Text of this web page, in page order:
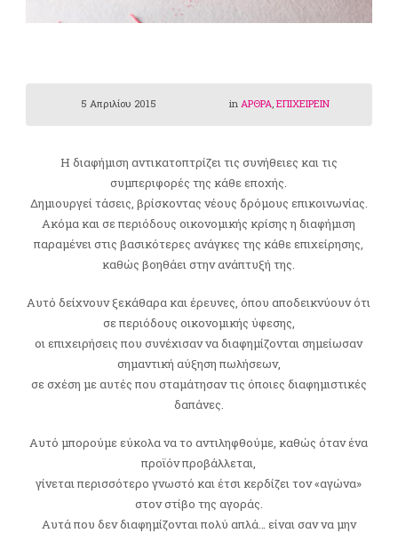
5 Απριλίου 2015 in ΑΡΘΡΑ ΕΠΙΧΕΙΡΕΙΝ
H διαφήμιση αντικατοπτρίζει τις συνήθειες και τις
συμπεριφορές της κάθε εποχής.
Δημιουργεί τάσεις, βρίσκοντας νέους δρόμους επικοινωνίας.
Ακόμα και σε περιόδους οικονομικής κρίσης η διαφήμιση
παραμένει στις βασικότερες ανάγκες της κάθε επιχείρησης,
καθώς βοηθάει στην ανάπτυξή της.
Αυτό δείχνουν ξεκάθαρα και έρευνες, όπου αποδεικνύουν ότι
σε περιόδους οικονομικής ύφεσης,
οι επιχειρήσεις που συνέχισαν να διαφημίζονται σημείωσαν
σημαντική αύξηση πωλήσεων,
σε σχέση με αυτές που σταμάτησαν τις όποιες διαφημιστικές
δαπάνες.
Αυτό μπορούμε εύκολα να το αντιληφθούμε, καθώς όταν ένα
προϊόν προβάλλεται,
γίνεται περισσότερο γνωστό και έτσι κερδίζει τον «αγώνα»
στον στίβο της αγοράς.
Αυτά που δεν διαφημίζονται πολύ απλά… είναι σαν να μην